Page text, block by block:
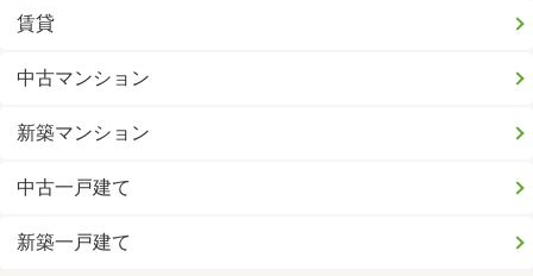
賃貸
中古マンション
新築マンション
中古一戸建て
新築一戸建て